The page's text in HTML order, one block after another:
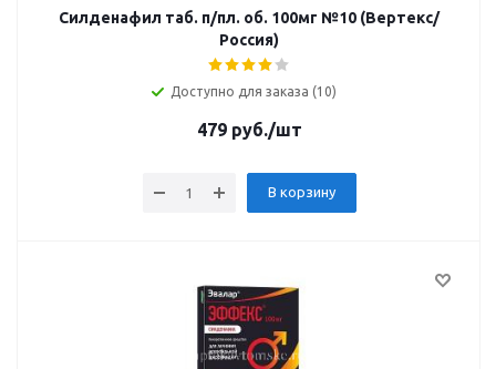
Силденафил таб. п/пл. об. 100мг №10 (Вертекс/
Россия)
Доступно для заказа (10)
479руб./шт
В корзину